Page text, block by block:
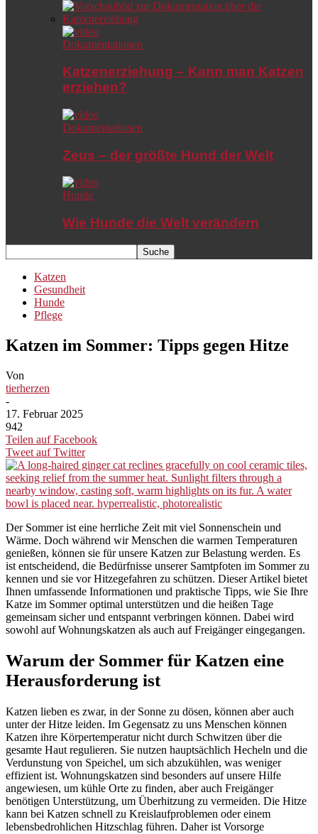
Dokumentationen
Katzenerziehung – Kann man Katzen
erziehen?
Dokumentationen
Zeus – der größte Hund der Welt
Hunde
Wie Hunde die Welt verändern
Katzen
Gesundheit
Hunde
Pflege
Katzen im Sommer: Tipps gegen Hitze
Von
tierherzen
-
17. Februar 2025
942
Teilen auf Facebook
Tweet auf Twitter
Der Sommer ist eine herrliche Zeit mit viel Sonnenschein und
Wärme. Doch während wir Menschen die warmen Temperaturen
genießen, können sie für unsere Katzen zur Belastung werden. Es
ist entscheidend, die Bedürfnisse unserer Samtpfoten im Sommer zu
kennen und sie vor Hitzegefahren zu schützen. Dieser Artikel bietet
Ihnen umfassende Informationen und praktische Tipps, wie Sie Ihre
Katze im Sommer optimal unterstützen und die heißen Tage
gemeinsam sicher und entspannt verbringen können. Dabei wird
sowohl auf Wohnungskatzen als auch auf Freigänger eingegangen.
Warum der Sommer für Katzen eine
Herausforderung ist
Katzen lieben es zwar, in der Sonne zu dösen, können aber auch
unter der Hitze leiden. Im Gegensatz zu uns Menschen können
Katzen ihre Körpertemperatur nicht durch Schwitzen über die
gesamte Haut regulieren. Sie nutzen hauptsächlich Hecheln und die
Verdunstung von Speichel, um sich abzukühlen, was weniger
effizient ist. Wohnungskatzen sind besonders auf unsere Hilfe
angewiesen, um kühle Orte zu finden, aber auch Freigänger
benötigen Unterstützung, um Überhitzung zu vermeiden. Die Hitze
kann bei Katzen schnell zu Kreislaufproblemen oder einem
lebensbedrohlichen Hitzschlag führen. Daher ist Vorsorge